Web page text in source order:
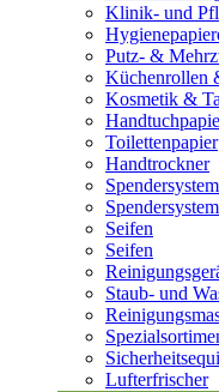
Klinik- und
Putz- &
Küchenrollen
Kosmetik &
Toilettenpapier
Handtrockner
Seifen
Seifen
Staub- und
Lufterfrischer